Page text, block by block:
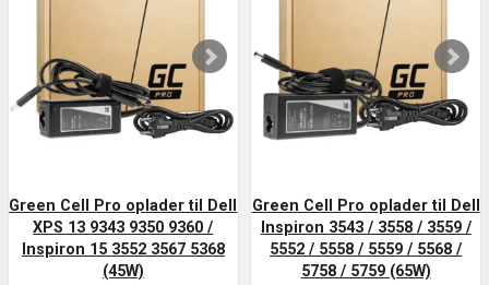
Green Cell Pro oplader til Dell
XPS 13 9343 9350 9360 /
Inspiron 15 3552 3567 5368
(45W)
Green Cell Pro oplader til Dell
Inspiron 3543 / 3558 / 3559 /
5552 / 5558 / 5559 / 5568 /
5758 / 5759 (65W)